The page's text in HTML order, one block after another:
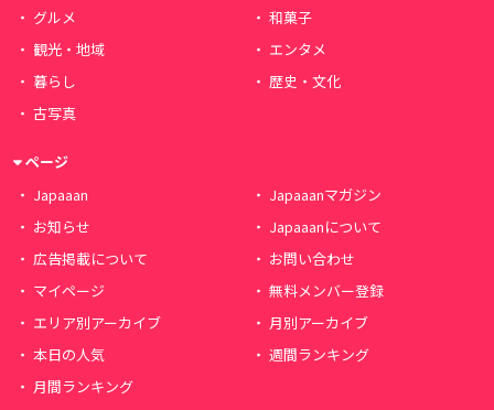
グルメ
和菓子
観光・地域
エンタメ
暮らし
歴史・文化
古写真
ページ
Japaaan
Japaaanマガジン
お知らせ
Japaaanについて
広告掲載について
お問い合わせ
マイページ
無料メンバー登録
エリア別アーカイブ
月別アーカイブ
本日の人気
週間ランキング
月間ランキング